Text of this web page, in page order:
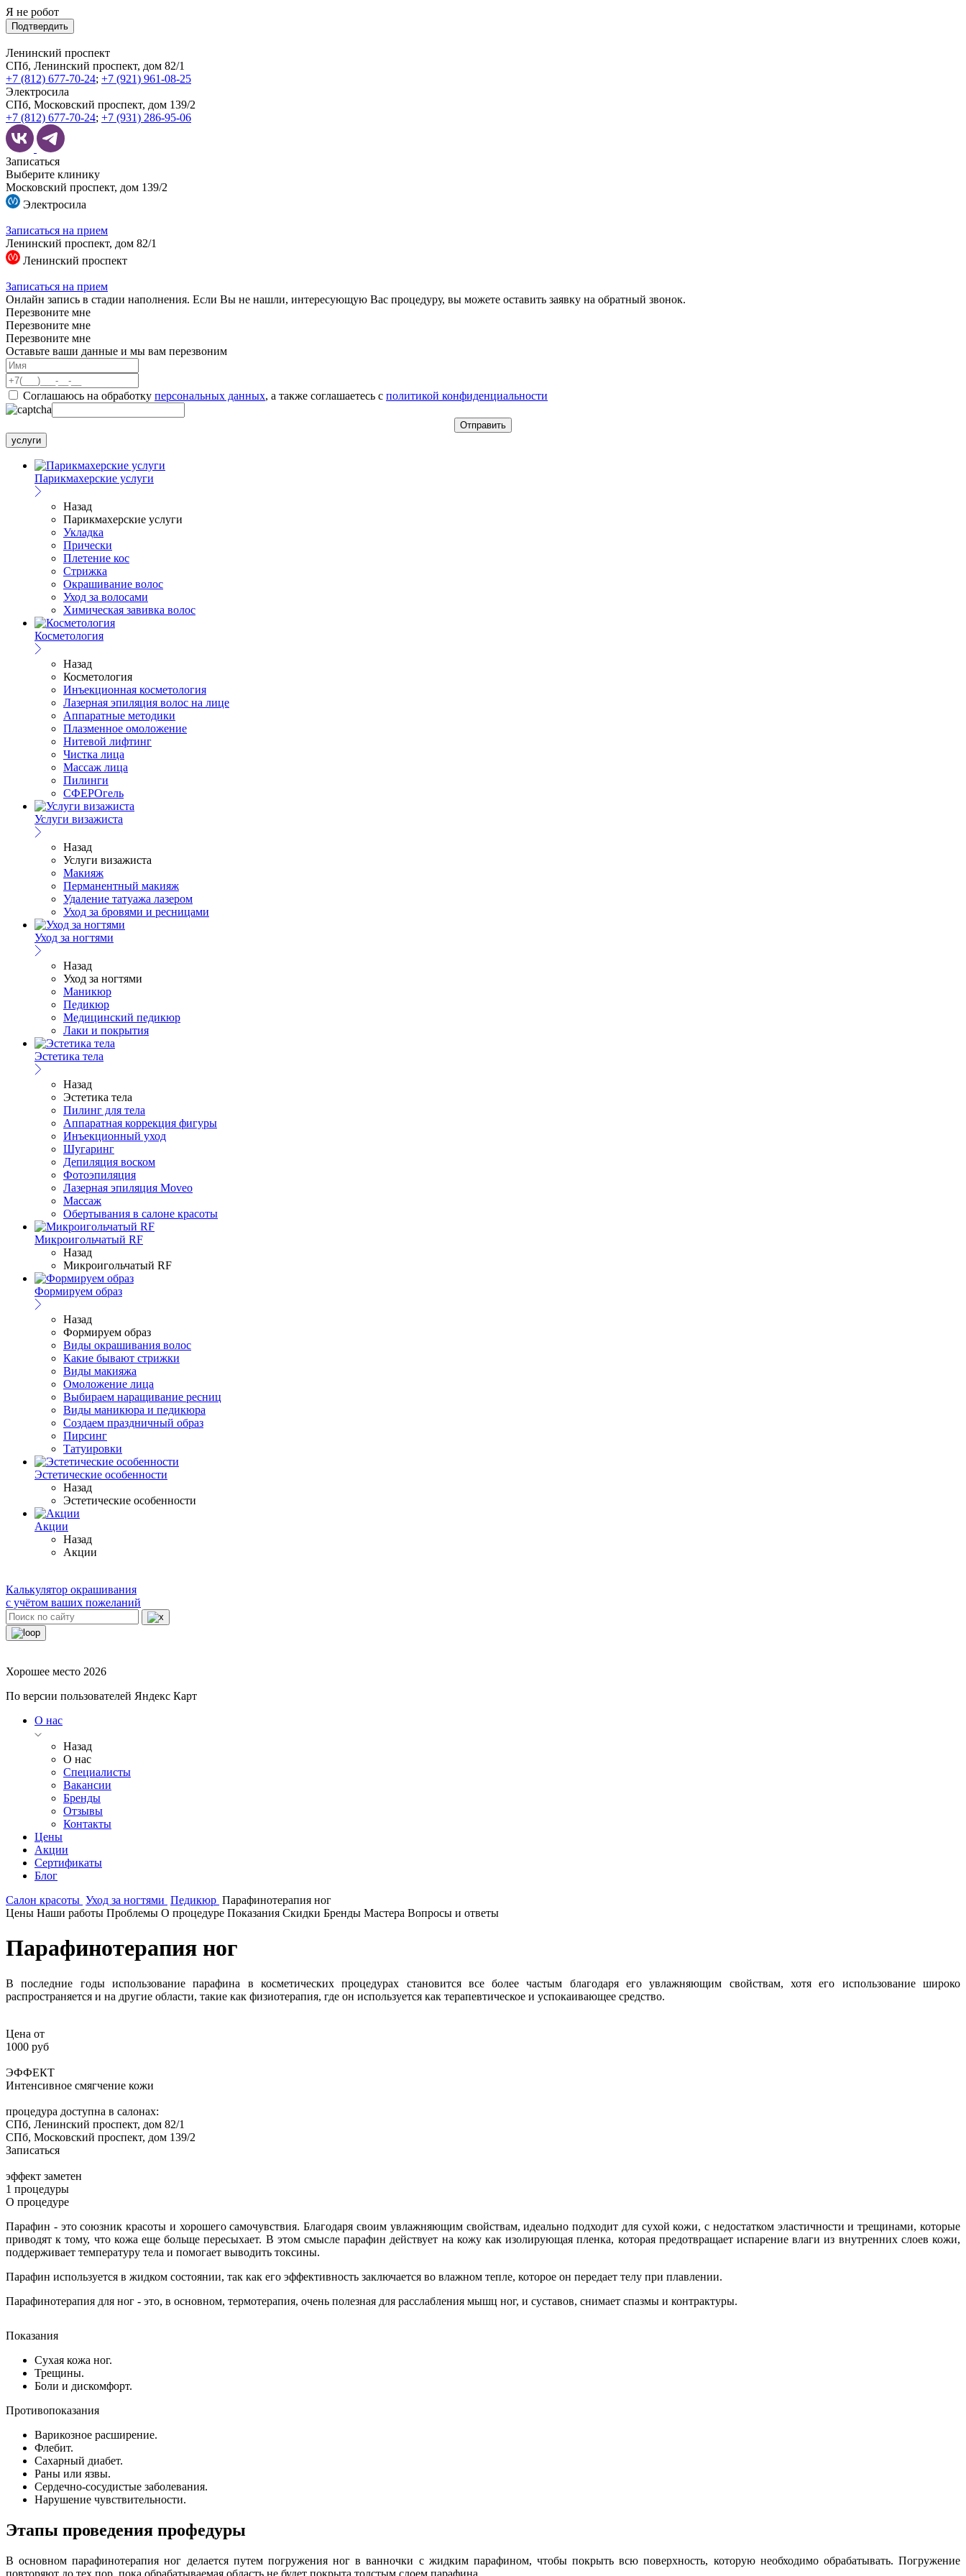
Я не робот
Подтвердить
Ленинский проспект
СПб, Ленинский проспект, дом 82/1
+7 (812) 677-70-24; +7 (921) 961-08-25
Электросила
СПб, Московский проспект, дом 139/2
+7 (812) 677-70-24; +7 (931) 286-95-06
Записаться
Выберите клинику
Московский проспект, дом 139/2
Электросила
Записаться на прием
Ленинский проспект, дом 82/1
Ленинский проспект
Записаться на прием
Онлайн запись в стадии наполнения. Если Вы не нашли, интересующую Вас процедуру, вы можете оставить заявку на обратный звонок.
Перезвоните мне
Перезвоните мне
Перезвоните мне
Оставьте ваши данные и мы вам перезвоним
Соглашаюсь на обработку персональных данных, а также соглашаетесь c политикой конфиденциальности
услуги
Парикмахерские услуги
Назад
Парикмахерские услуги
Укладка
Прически
Плетение кос
Стрижка
Окрашивание волос
Уход за волосами
Химическая завивка волос
Косметология
Назад
Косметология
Инъекционная косметология
Лазерная эпиляция волос на лице
Аппаратные методики
Плазменное омоложение
Нитевой лифтинг
Чистка лица
Массаж лица
Пилинги
СФЕРОгель
Услуги визажиста
Назад
Услуги визажиста
Макияж
Перманентный макияж
Удаление татуажа лазером
Уход за бровями и ресницами
Уход за ногтями
Назад
Уход за ногтями
Маникюр
Педикюр
Медицинский педикюр
Лаки и покрытия
Эстетика тела
Назад
Эстетика тела
Пилинг для тела
Аппаратная коррекция фигуры
Инъекционный уход
Шугаринг
Депиляция воском
Фотоэпиляция
Лазерная эпиляция Moveo
Массаж
Обертывания в салоне красоты
Микроигольчатый RF
Назад
Микроигольчатый RF
Формируем образ
Назад
Формируем образ
Виды окрашивания волос
Какие бывают стрижки
Виды макияжа
Омоложение лица
Выбираем наращивание ресниц
Виды маникюра и педикюра
Создаем праздничный образ
Пирсинг
Татуировки
Эстетические особенности
Назад
Эстетические особенности
Акции
Назад
Акции
Калькулятор окрашивания
с учётом ваших пожеланий
Хорошее место 2026
По версии пользователей Яндекс Карт
О нас
Назад
О нас
Специалисты
Вакансии
Бренды
Отзывы
Контакты
Цены
Акции
Сертификаты
Блог
Салон красоты Уход за ногтями Педикюр Парафинотерапия ног
Цены Наши работы Проблемы О процедуре Показания Скидки Бренды Мастера Вопросы и ответы
Парафинотерапия ног
В последние годы использование парафина в косметических процедурах становится все более частым благодаря его увлажняющим свойствам, хотя его использование широко
распространяется и на другие области, такие как физиотерапия, где он используется как терапевтическое и успокаивающее средство.
Цена от
1000 руб
ЭФФЕКТ
Интенсивное смягчение кожи
процедура доступна в салонах:
СПб, Ленинский проспект, дом 82/1
СПб, Московский проспект, дом 139/2
Записаться
эффект заметен
1 процедуры
О процедуре
Парафин - это союзник красоты и хорошего самочувствия. Благодаря своим увлажняющим свойствам, идеально подходит для сухой кожи, с недостатком эластичности и трещинами, которые
приводят к тому, что кожа еще больще пересыхает. В этом смысле парафин действует на кожу как изолирующая пленка, которая предотвращает испарение влаги из внутренних слоев кожи,
поддерживает температуру тела и помогает выводить токсины.
Парафин используется в жидком состоянии, так как его эффективность заключается во влажном тепле, которое он передает телу при плавлении.
Парафинотерапия для ног - это, в основном, термотерапия, очень полезная для расслабления мышц ног, и суставов, снимает спазмы и контрактуры.
Показания
Сухая кожа ног.
Трещины.
Боли и дискомфорт.
Противопоказания
Варикозное расширение.
Флебит.
Сахарный диабет.
Раны или язвы.
Сердечно-сосудистые заболевания.
Нарушение чувствительности.
Этапы проведения профедуры
В основном парафинотерапия ног делается путем погружения ног в ванночки с жидким парафином, чтобы покрыть всю поверхность, которую необходимо обрабатывать. Погружение
повторяют до тех пор, пока обрабатываемая область не будет покрыта толстым слоем парафина.